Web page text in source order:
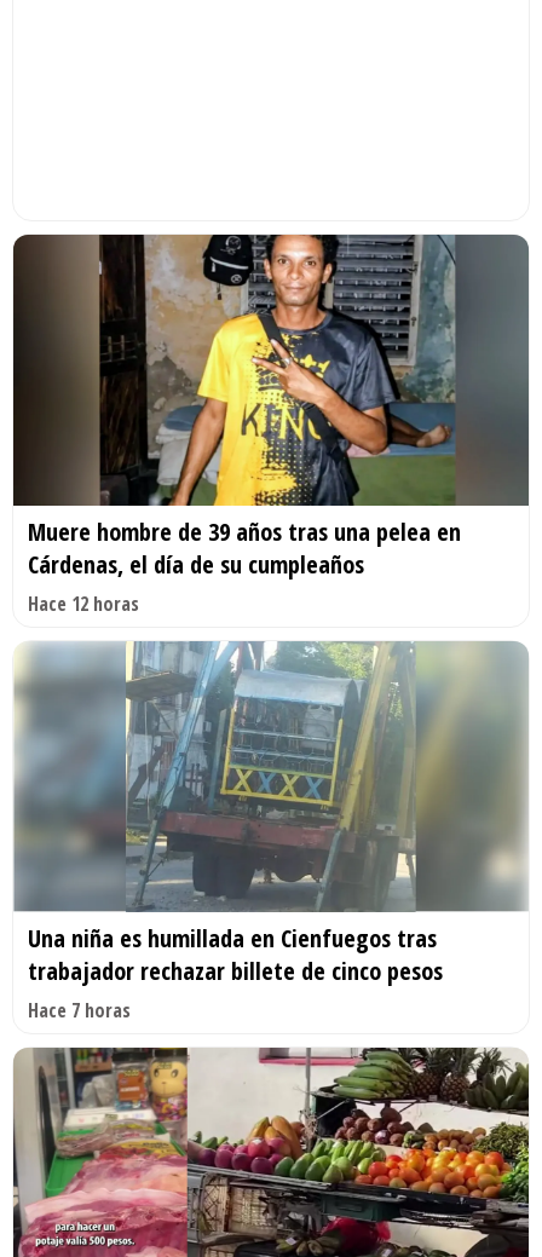
Muere hombre de 39 años tras una pelea en
Cárdenas, el día de su cumpleaños
Hace 12 horas
Una niña es humillada en Cienfuegos tras
trabajador rechazar billete de cinco pesos
Hace 7 horas